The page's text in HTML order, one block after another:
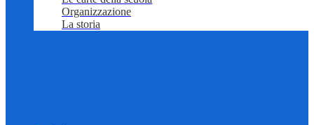
Organizzazione
La storia